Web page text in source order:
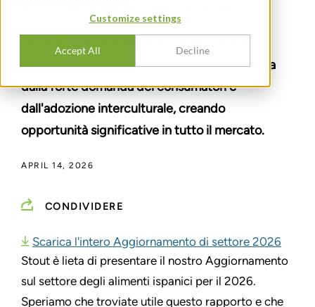
Customize settings
Accept All Decline
espandendo oltre i corridoi tradizionali, spinta
dalla forte domanda dei consumatori e
dall'adozione interculturale, creando
opportunità significative in tutto il mercato.
APRIL 14, 2026
CONDIVIDERE
Scarica l'intero Aggiornamento di settore 2026
Stout è lieta di presentare il nostro Aggiornamento
sul settore degli alimenti ispanici per il 2026.
Speriamo che troviate utile questo rapporto e che